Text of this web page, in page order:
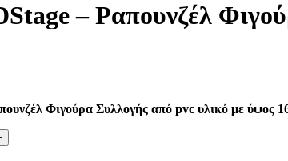
– Ραπουνζέλ
Φιγούρα Συλλογής από pvc υλικό με ύψος